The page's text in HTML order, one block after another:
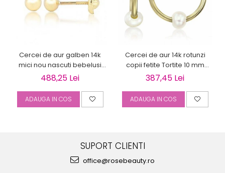
Cercei de aur galben 14k
mici nou nascuti bebelusi
Bilute 4mm
488,25 Lei
ADAUGA IN COS
Cercei de aur 14k rotunzi
copii fetite Tortite 10 mm
perluta
387,45 Lei
ADAUGA IN COS
SUPORT CLIENTI
office@rosebeauty.ro